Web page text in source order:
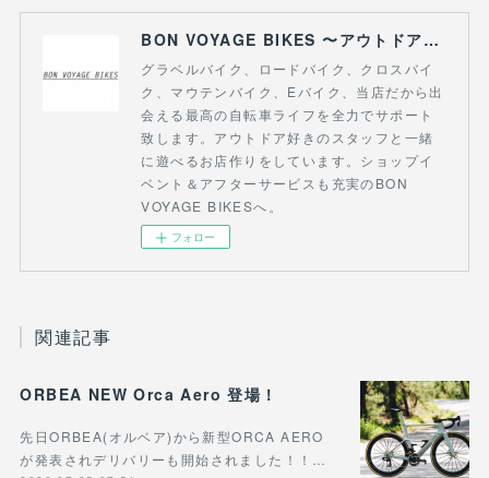
BON VOYAGE BIKES 〜アウトドアライフにつながる自転車専門店〜
グラベルバイク、ロードバイク、クロスバイ
ク、マウテンバイク、Eバイク、当店だから出
会える最高の自転車ライフを全力でサポート
致します。アウトドア好きのスタッフと一緒
に遊べるお店作りをしています。ショップイ
ベント＆アフターサービスも充実のBON
VOYAGE BIKESへ。
フォロー
関連記事
ORBEA NEW Orca Aero 登場！
先日ORBEA(オルベア)から新型ORCA AERO
が発表されデリバリーも開始されました！！…